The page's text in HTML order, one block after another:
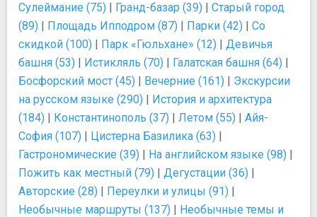
Сулеймание (75) | Гранд-базар (39) | Старый город
(89) | Площадь Ипподром (87) | Парки (42) | Со
скидкой (100) | Парк «Гюльхане» (12) | Девичья
башня (53) | Истикляль (70) | Галатская башня (64) |
Босфорский мост (45) | Вечерние (161) | Экскурсии
на русском языке (290) | История и архитектура
(184) | Константинополь (37) | Летом (55) | Айя-
София (107) | Цистерна Базилика (63) |
Гастрономические (39) | На английском языке (98) |
Пожить как местный (79) | Дегустации (36) |
Авторские (28) | Переулки и улицы (91) |
Необычные маршруты (137) | Необычные темы и